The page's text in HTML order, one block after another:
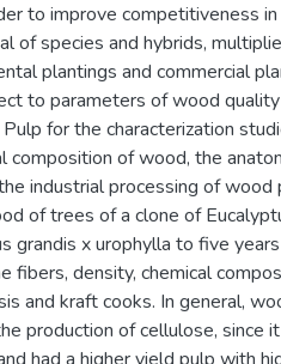
to improve competitiveness
of species and hybrids,
plantings and commercial
to parameters of wood
for the characterization
composition of wood, the
industrial processing of wood
of trees of a clone of
grandis x urophylla to five
fibers, density, chemical
and kraft cooks. In general,
production of cellulose, since